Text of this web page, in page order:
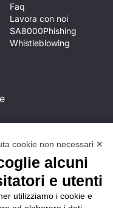
Faq
Lavora con noi
SA8000Phishing
Whistleblowing
cookie non necessari ✕
alcuni
e utenti
utilizziamo i cookie e